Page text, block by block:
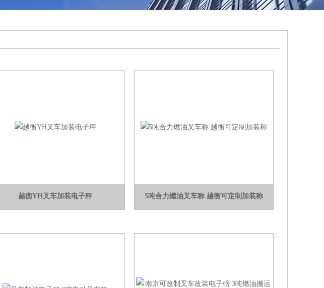
越衡YH叉车加装电子秤 5吨合力燃油叉车称 越衡可定制加装称